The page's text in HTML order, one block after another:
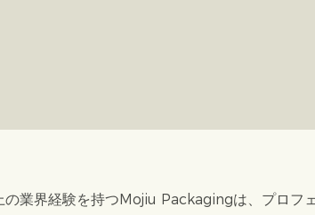
の業界経験を持つMojiu Packagingは、プロフ